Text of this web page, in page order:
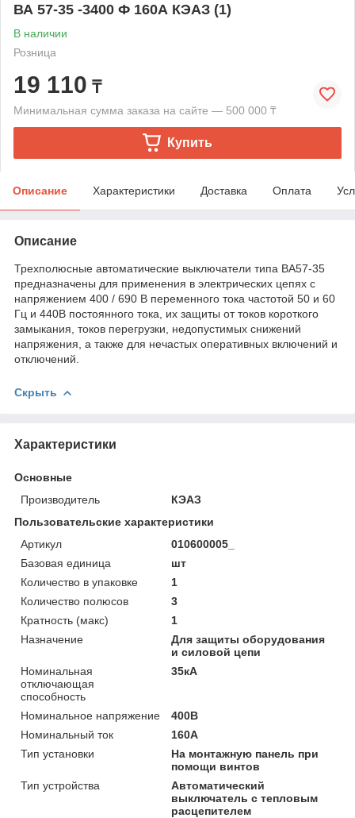
ВА 57-35 -3400 Ф 160А КЭАЗ (1)
В наличии
Розница
19 110 ₸
Минимальная сумма заказа на сайте — 500 000 ₸
Купить
Описание Характеристики Доставка Оплата
Описание
Трехполюсные автоматические выключатели типа ВА57-35
предназначены для применения в электрических цепях с
напряжением 400 / 690 В переменного тока частотой 50 и 60
Гц и 440В постоянного тока, их защиты от токов короткого
замыкания, токов перегрузки, недопустимых снижений
напряжения, а также для нечастых оперативных включений и
отключений.
Скрыть
Характеристики
Основные
Производитель
КЭАЗ
Пользовательские характеристики
Артикул
010600005_
Базовая единица
шт
Количество в упаковке
1
Количество полюсов
3
Кратность (макс)
1
Назначение
Для защиты оборудования
и силовой цепи
Номинальная
отключающая
способность
35кА
Номинальное напряжение
400В
Номинальный ток
160А
Тип установки
На монтажную панель при
помощи винтов
Тип устройства
Автоматический
выключатель с тепловым
расцепителем